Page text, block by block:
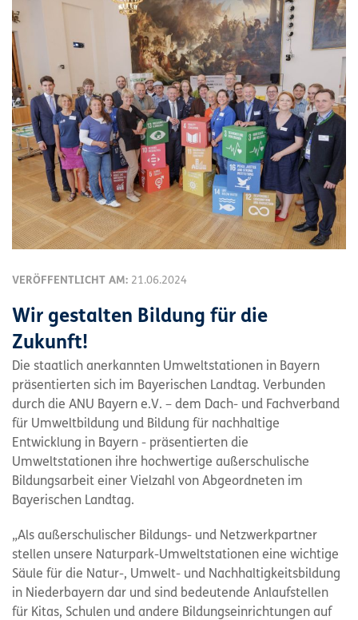
VERÖFFENTLICHT AM: 21.06.2024
Wir gestalten Bildung für die
Zukunft!
Die staatlich anerkannten Umweltstationen in Bayern
präsentierten sich im Bayerischen Landtag. Verbunden
durch die ANU Bayern e.V. – dem Dach- und Fachverband
für Umweltbildung und Bildung für nachhaltige
Entwicklung in Bayern - präsentierten die
Umweltstationen ihre hochwertige außerschulische
Bildungsarbeit einer Vielzahl von Abgeordneten im
Bayerischen Landtag.
„Als außerschulischer Bildungs- und Netzwerkpartner
stellen unsere Naturpark-Umweltstationen eine wichtige
Säule für die Natur-, Umwelt- und Nachhaltigkeitsbildung
in Niederbayern dar und sind bedeutende Anlaufstellen
für Kitas, Schulen und andere Bildungseinrichtungen auf